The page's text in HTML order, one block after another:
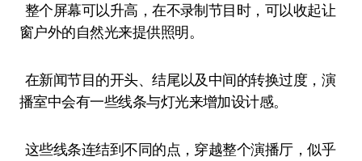
整个屏幕可以升高，在不录制节目时，可以收起让
窗户外的自然光来提供照明。
在新闻节目的开头、结尾以及中间的转换过度，演
播室中会有一些线条与灯光来增加设计感。
这些线条连结到不同的点，穿越整个演播厅，似乎